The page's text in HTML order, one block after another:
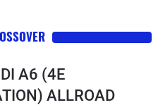
A6 (4E
ALLROAD